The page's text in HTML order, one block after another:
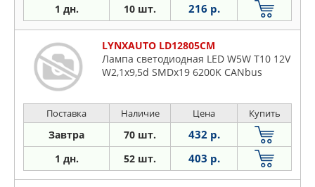
1 дн. 10 шт. 216 р.
LYNXAUTO LD12805CM
Лампа светодиодная LED W5W T10 12V
W2,1x9,5d SMDx19 6200K CANbus
Поставка Наличие Цена Купить
Завтра 70 шт. 432 р.
1 дн. 52 шт. 403 р.